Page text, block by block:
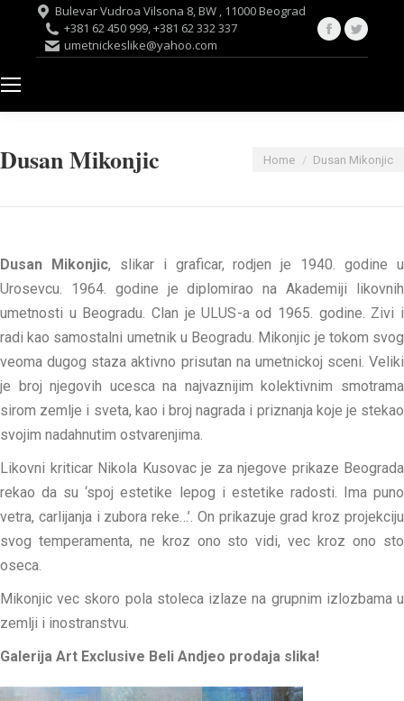
Bulevar Vudroa Vilsona 8, BW , 11000 Beograd
+381 62 450 999, +381 62 332 337
umetnickeslike@yahoo.com
Facebook
Dusan Mikonjic You are here:
Home Dusan Mikonjic
Dusan Mikonjic, slikar i graficar, rodjen je 1940. godine u
Urosevcu. 1964. godine je diplomirao na Akademiji likovnih
umetnosti u Beogradu. Clan je ULUS-a od 1965. godine. Zivi i
radi kao samostalni umetnik u Beogradu. Mikonjic je tokom svog
veoma dugog staza aktivno prisutan na umetnickoj sceni. Veliki
je broj njegovih ucesca na najvaznijim kolektivnim smotrama
sirom zemlje i sveta, kao i broj nagrada i priznanja koje je stekao
svojim nadahnutim ostvarenjima.
Likovni kriticar Nikola Kusovac je za njegove prikaze Beograda
rekao da su ‘spoj estetike lepog i estetike radosti. Ima puno
vetra, carlijanja i zubora reke…’. On prikazuje grad kroz projekciju
svog temperamenta, ne kroz ono sto vidi, vec kroz ono sto
oseca.
Mikonjic vec skoro pola stoleca izlaze na grupnim izlozbama u
zemlji i inostranstvu.
Galerija Art Exclusive Beli Andjeo prodaja slika!